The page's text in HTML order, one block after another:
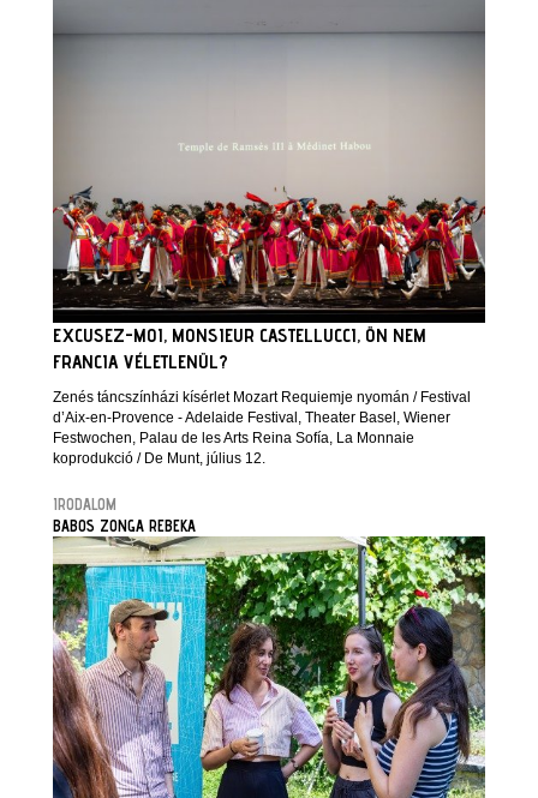
EXCUSEZ-MOI, MONSIEUR CASTELLUCCI, ÖN NEM
FRANCIA VÉLETLENÜL?
Zenés táncszínházi kísérlet Mozart Requiemje nyomán / Festival
d’Aix-en-Provence - Adelaide Festival, Theater Basel, Wiener
Festwochen, Palau de les Arts Reina Sofía, La Monnaie
koprodukció / De Munt, július 12.
IRODALOM
BABOS ZONGA REBEKA